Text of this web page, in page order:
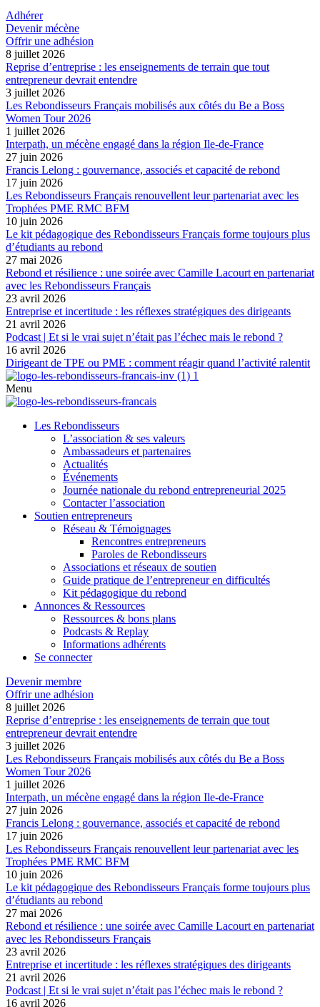
Adhérer
Devenir mécène
Offrir une adhésion
8 juillet 2026
Reprise d’entreprise : les enseignements de terrain que tout
entrepreneur devrait entendre
3 juillet 2026
Les Rebondisseurs Français mobilisés aux côtés du Be a Boss
Women Tour 2026
1 juillet 2026
Interpath, un mécène engagé dans la région Ile-de-France
27 juin 2026
Francis Lelong : gouvernance, associés et capacité de rebond
17 juin 2026
Les Rebondisseurs Français renouvellent leur partenariat avec les
Trophées PME RMC BFM
10 juin 2026
Le kit pédagogique des Rebondisseurs Français forme toujours plus
d’étudiants au rebond
27 mai 2026
Rebond et résilience : une soirée avec Camille Lacourt en partenariat
avec les Rebondisseurs Français
23 avril 2026
Entreprise et incertitude : les réflexes stratégiques des dirigeants
21 avril 2026
Podcast | Et si le vrai sujet n’était pas l’échec mais le rebond ?
16 avril 2026
Dirigeant de TPE ou PME : comment réagir quand l’activité ralentit
Menu
Les Rebondisseurs
L’association & ses valeurs
Ambassadeurs et partenaires
Actualités
Événements
Journée nationale du rebond entrepreneurial 2025
Contacter l’association
Soutien entrepreneurs
Réseau & Témoignages
Rencontres entrepreneurs
Paroles de Rebondisseurs
Associations et réseaux de soutien
Guide pratique de l’entrepreneur en difficultés
Kit pédagogique du rebond
Annonces & Ressources
Ressources & bons plans
Podcasts & Replay
Informations adhérents
Se connecter
Devenir membre
Offrir une adhésion
8 juillet 2026
Reprise d’entreprise : les enseignements de terrain que tout
entrepreneur devrait entendre
3 juillet 2026
Les Rebondisseurs Français mobilisés aux côtés du Be a Boss
Women Tour 2026
1 juillet 2026
Interpath, un mécène engagé dans la région Ile-de-France
27 juin 2026
Francis Lelong : gouvernance, associés et capacité de rebond
17 juin 2026
Les Rebondisseurs Français renouvellent leur partenariat avec les
Trophées PME RMC BFM
10 juin 2026
Le kit pédagogique des Rebondisseurs Français forme toujours plus
d’étudiants au rebond
27 mai 2026
Rebond et résilience : une soirée avec Camille Lacourt en partenariat
avec les Rebondisseurs Français
23 avril 2026
Entreprise et incertitude : les réflexes stratégiques des dirigeants
21 avril 2026
Podcast | Et si le vrai sujet n’était pas l’échec mais le rebond ?
16 avril 2026